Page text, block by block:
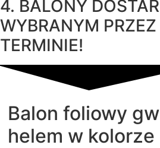
4. BALONY
WYBRANYM PRZEZ
TERMINIE!
Balon foliowy
helem w